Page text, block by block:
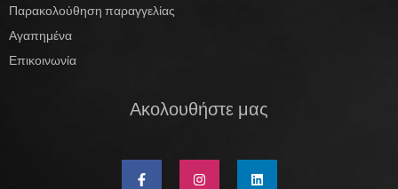
Παρακολούθηση παραγγελίας
Αγαπημένα
Επικοινωνία
Ακολουθήστε μας